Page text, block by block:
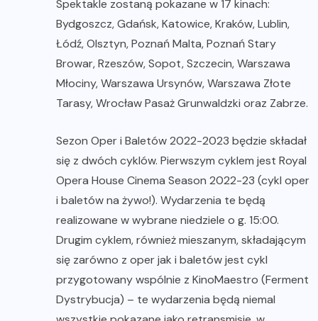
Spektakle zostaną pokazane w 17 kinach:
Bydgoszcz, Gdańsk, Katowice, Kraków, Lublin,
Łódź, Olsztyn, Poznań Malta, Poznań Stary
Browar, Rzeszów, Sopot, Szczecin, Warszawa
Młociny, Warszawa Ursynów, Warszawa Złote
Tarasy, Wrocław Pasaż Grunwaldzki oraz Zabrze.
Sezon Oper i Baletów 2022-2023 będzie składał
się z dwóch cyklów. Pierwszym cyklem jest Royal
Opera House Cinema Season 2022-23 (cykl oper
i baletów na żywo!). Wydarzenia te będą
realizowane w wybrane niedziele o g. 15:00.
Drugim cyklem, również mieszanym, składającym
się zarówno z oper jak i baletów jest cykl
przygotowany wspólnie z KinoMaestro (Ferment
Dystrybucja) – te wydarzenia będą niemal